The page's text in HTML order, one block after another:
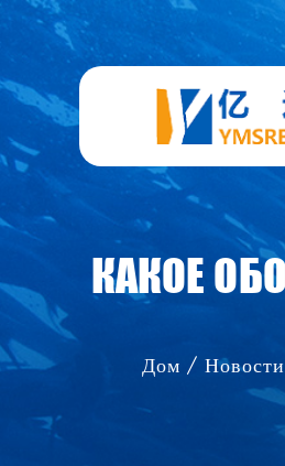
КАКОЕ
Дом / Новости